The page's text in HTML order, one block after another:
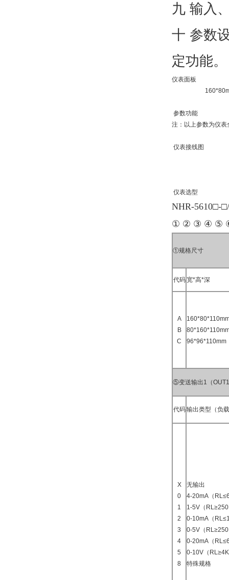
九 输入
十 参数
定功能。
仪表面板
参数功能
注：以上参数为仪
仪表接线图
仪表选型
NHR-5610□-
① ② ③ ④ ⑤
①规格尺寸
代码宽*高*深
A
B
C
96*96*110mm
⑤变送输出1（
代码输出类型（负
X
0
1
2
3
4
5
8
无输出
4-20mA（
1-5V（
0-10mA（
0-5V（
0-20mA（
0-10V（
特殊规格